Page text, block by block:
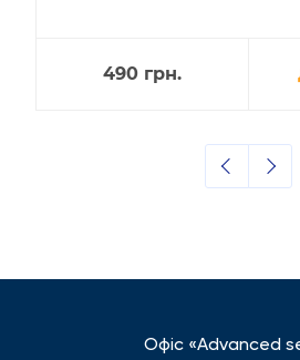
490 грн.
Офіс «Advanced